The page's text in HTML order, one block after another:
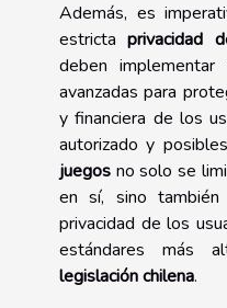
Además, es
estrictaprivacidad
deben implementar
avanzadas para
y financiera de los
autorizado y
juegos no solo se
en sí, sino
privacidad de los
estándares más
legislación chilena.